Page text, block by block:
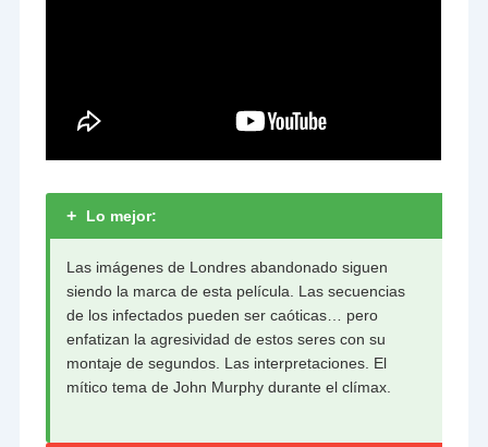
+ Lo mejor:
Las imágenes de Londres abandonado siguen
siendo la marca de esta película. Las secuencias
de los infectados pueden ser caóticas… pero
enfatizan la agresividad de estos seres con su
montaje de segundos. Las interpretaciones. El
mítico tema de John Murphy durante el clímax.